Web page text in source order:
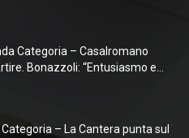
Categoria – Casalromano
Bonazzoli: “Entusiasmo e...
– La Cantera punta sul